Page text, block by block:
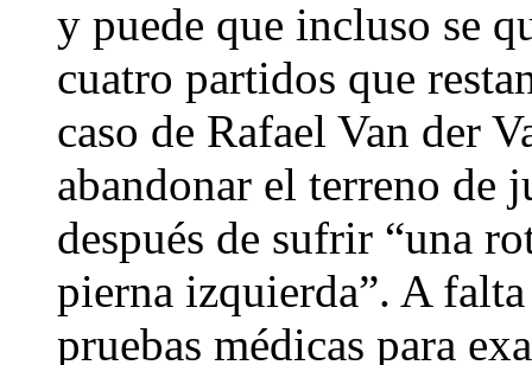
y puede que incluso se
cuatro partidos que
caso de Rafael Van der
abandonar el terreno de
después de sufrir “una
pierna izquierda”. A
pruebas médicas para